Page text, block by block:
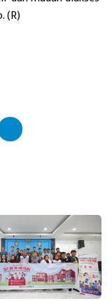
(R)